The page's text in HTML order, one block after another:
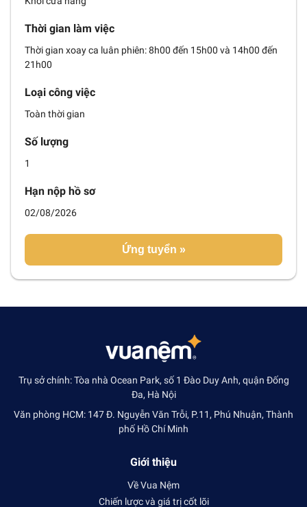
Thời gian làm việc
Thời gian xoay ca luân phiên: 8h00 đến 15h00 và 14h00 đến
21h00
Loại công việc
Toàn thời gian
Số lượng
1
Hạn nộp hồ sơ
02/08/2026
Ứng tuyển »
Trụ sở chính: Tòa nhà Ocean Park, số 1 Đào Duy Anh, quận Đống
Đa, Hà Nội
Văn phòng HCM: 147 Đ. Nguyễn Văn Trỗi, P.11, Phú Nhuận, Thành
phố Hồ Chí Minh
Giới thiệu
Về Vua Nệm
Chiến lược và giá trị cốt lõi